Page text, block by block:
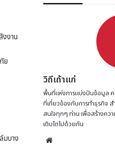
งาน
ย
มบาง
วิถีเถ้าแก่
พื้นที่แห่งการแบ่งปันข้อมูล
ที่เกี่ยวข้องกับการทำธุรกิจ
สนใจทุกๆ ท่าน เพื่อสร้างคว
เติบโตไปด้วยกัน